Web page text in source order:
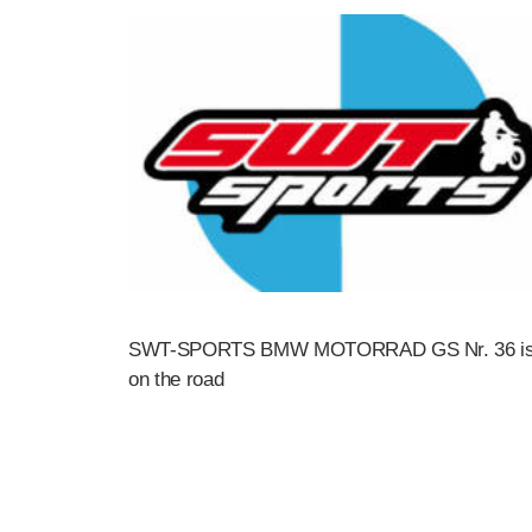
SWT-SPORTS BMW MOTORRAD GS Nr. 36
on the road